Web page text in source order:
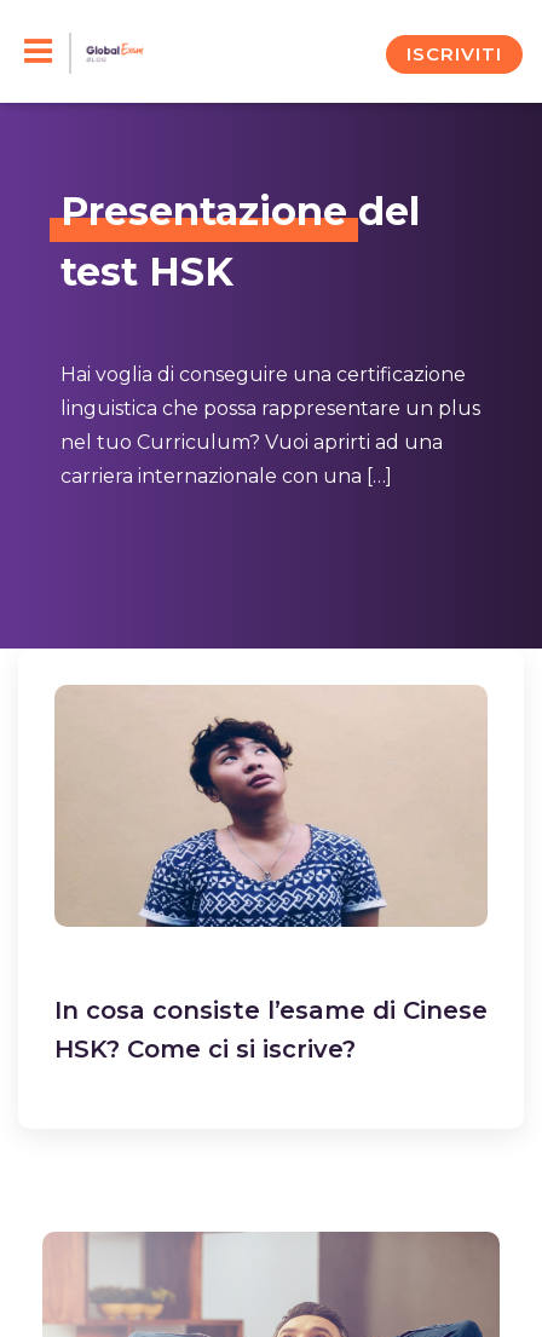
ISCRIVITI
Presentazionedel
test HSK
Hai voglia di conseguire una certificazione
linguistica che possa rappresentare un plus
nel tuo Curriculum? Vuoi aprirti ad una
carriera internazionale con una […]
In cosa consiste l’esame di Cinese
HSK? Come ci si iscrive?